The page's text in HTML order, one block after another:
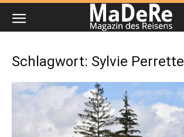
Schlagwort: Sylvie Perrette